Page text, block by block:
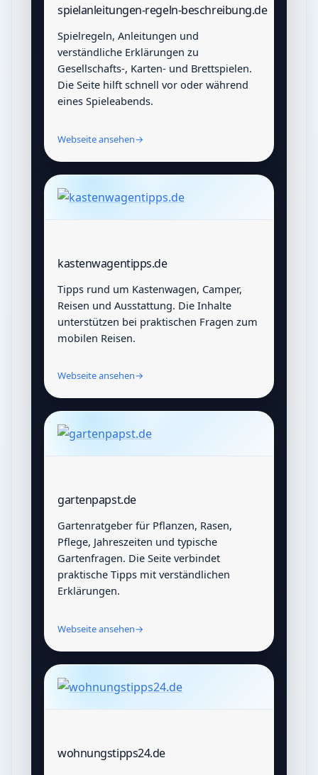
spielanleitungen-regeln-beschreibung.de
Spielregeln, Anleitungen und
verständliche Erklärungen zu
Gesellschafts-, Karten- und Brettspielen.
Die Seite hilft schnell vor oder während
eines Spieleabends.
Webseite ansehen→
kastenwagentipps.de
Tipps rund um Kastenwagen, Camper,
Reisen und Ausstattung. Die Inhalte
unterstützen bei praktischen Fragen zum
mobilen Reisen.
Webseite ansehen→
gartenpapst.de
Gartenratgeber für Pflanzen, Rasen,
Pflege, Jahreszeiten und typische
Gartenfragen. Die Seite verbindet
praktische Tipps mit verständlichen
Erklärungen.
Webseite ansehen→
wohnungstipps24.de